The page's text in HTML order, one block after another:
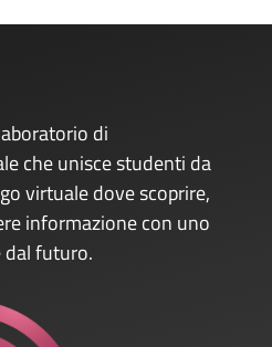
di
che unisce studenti da
virtuale dove scoprire,
informazione con uno
dal futuro.